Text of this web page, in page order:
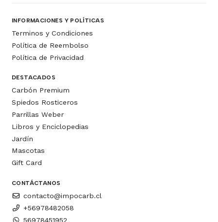
INFORMACIONES Y POLÍTICAS
Terminos y Condiciones
Política de Reembolso
Política de Privacidad
DESTACADOS
Carbón Premium
Spiedos Rosticeros
Parrillas Weber
Libros y Enciclopedias
Jardín
Mascotas
Gift Card
CONTÁCTANOS
contacto@impocarb.cl
+56978482058
56978451952